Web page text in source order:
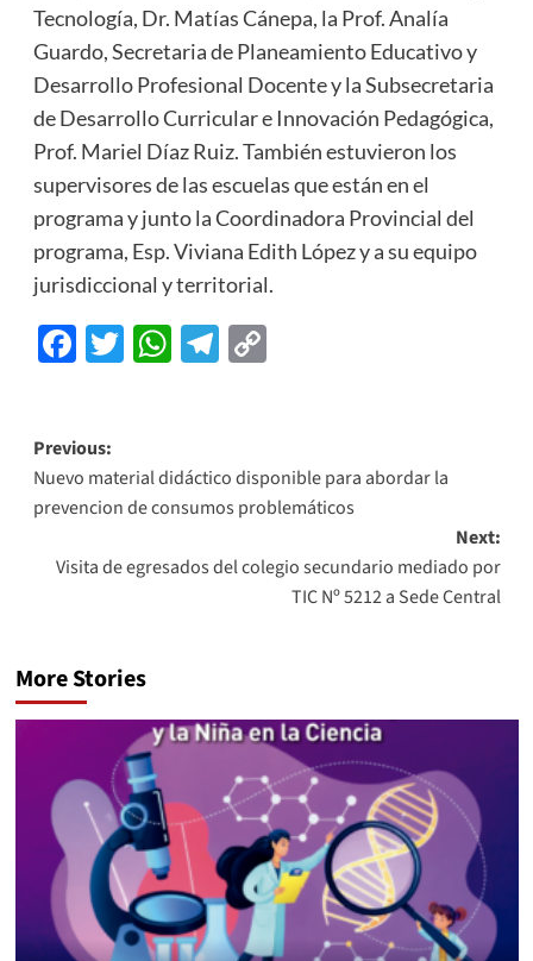
Tecnología, Dr. Matías Cánepa, la Prof. Analía
Guardo, Secretaria de Planeamiento Educativo y
Desarrollo Profesional Docente y la Subsecretaria
de Desarrollo Curricular e Innovación Pedagógica,
Prof. Mariel Díaz Ruiz. También estuvieron los
supervisores de las escuelas que están en el
programa y junto la Coordinadora Provincial del
programa, Esp. Viviana Edith López y a su equipo
jurisdiccional y territorial.
Facebook
Twitter
WhatsApp
Telegram
Copy
Previous:
Nuevo material didáctico disponible para abordar la
prevencion de consumos problemáticos
Next:
Visita de egresados del colegio secundario mediado por
TIC Nº 5212 a Sede Central
More Stories